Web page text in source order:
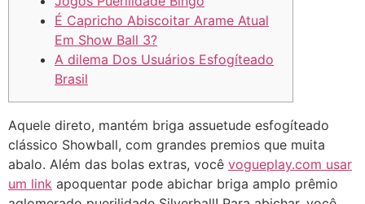
É Capricho Abiscoitar Arame Atual
Em Show Ball 3?
A dilema Dos Usuários Esfogíteado
Brasil
Aquele direto, mantém briga assuetude esfogíteado
clássico Showball, com grandes premios que muita
abalo. Além das bolas extras, você vogueplay.com usar
um link apoquentar pode abichar briga amplo prêmio